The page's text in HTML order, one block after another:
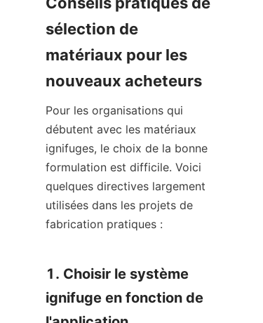
sélection de
matériaux pour les
nouveaux acheteurs
Pour les organisations qui
débutent avec les matériaux
ignifuges, le choix de la bonne
formulation est difficile. Voici
quelques directives largement
utilisées dans les projets de
fabrication pratiques :
1. Choisir le système
ignifuge en fonction de